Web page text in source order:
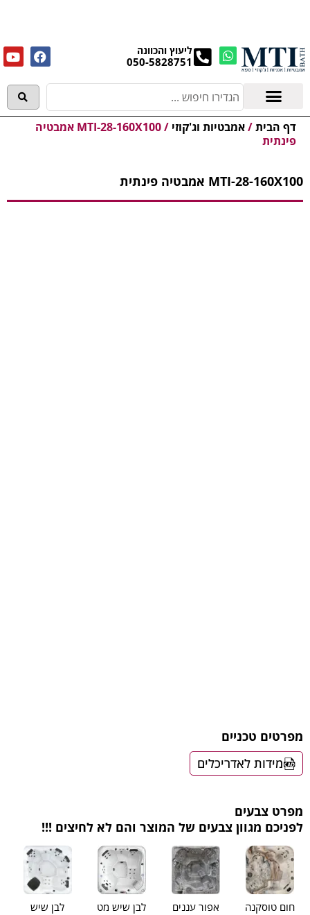
ליעוץ והכוונה
050-5828751
דף הבית/אמבטיות וג'קוזי /
MTI-28-160X100 אמבטיה
פינתית
MTI-28-160X100 אמבטיה פינתית
מפרט צבעים
לפניכם מגוון צבעים של המוצר והם לא לחיצים !!!
חום טוסקנה אפור עננים לבן שיש מט לבן שיש
מפרטים טכניים
מידות לאדריכלים